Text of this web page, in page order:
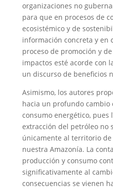
organizaciones no
para que en procesos de
ecosistémico y de
información concreta y en
proceso de promoción y
impactos esté acorde con
un discurso de beneficios
Asimismo, los autores
hacia un profundo cambio
consumo energético, pues
extracción del petróleo no
únicamente al territorio
nuestra Amazonía. La
producción y consumo
significativamente al
consecuencias se vienen